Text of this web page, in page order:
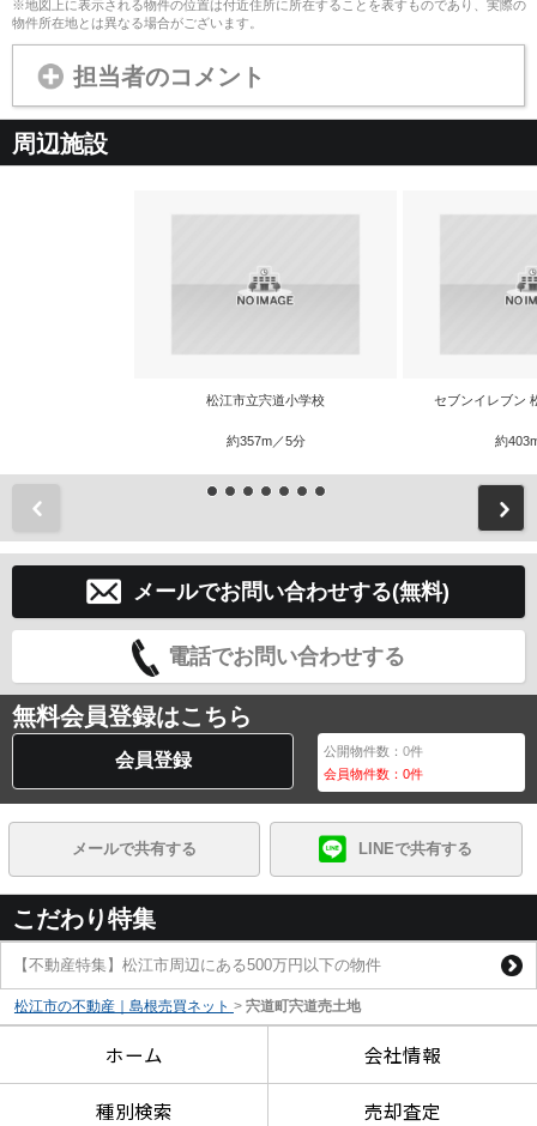
※地図上に表示される物件の位置は付近住所に所在することを表すものであり、実際の
物件所在地とは異なる場合がございます。
担当者のコメント
周辺施設
松江市立宍道小学校
約357m／5分
セブンイレブン
約
メールでお問い合わせする(無料)
電話でお問い合わせする
無料会員登録はこちら
会員登録 公開物件数：0件
会員物件数：0件
メールで共有する LINEで共有する
こだわり特集
【不動産特集】松江市周辺にある500万円以下の物件
松江市の不動産｜島根売買ネット > 宍道町宍道売土地
ホーム 会社情報
種別検索 売却査定